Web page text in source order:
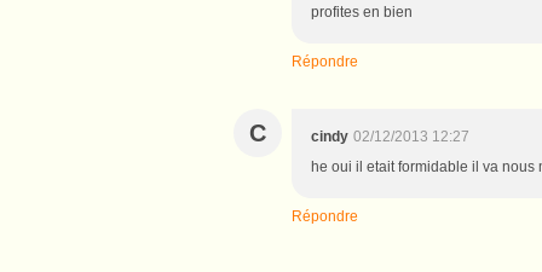
profites en bien
Répondre
C cindy 02/12/2013 12:27
he oui il etait formidable il va
Répondre